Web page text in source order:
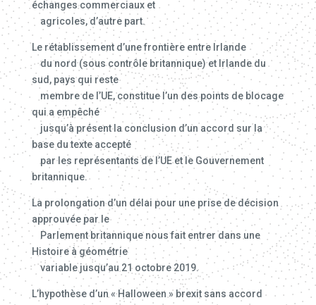
échanges commerciaux et
agricoles, d’autre part.
Le rétablissement d’une frontière entre Irlande
du nord (sous contrôle britannique) et Irlande du
sud, pays qui reste
membre de l’UE, constitue l’un des points de blocage
qui a empêché
jusqu’à présent la conclusion d’un accord sur la
base du texte accepté
par les représentants de l’UE et le Gouvernement
britannique.
La prolongation d’un délai pour une prise de décision
approuvée par le
Parlement britannique nous fait entrer dans une
Histoire à géométrie
variable jusqu’au 21 octobre 2019.
L’hypothèse d’un « Halloween » brexit sans accord